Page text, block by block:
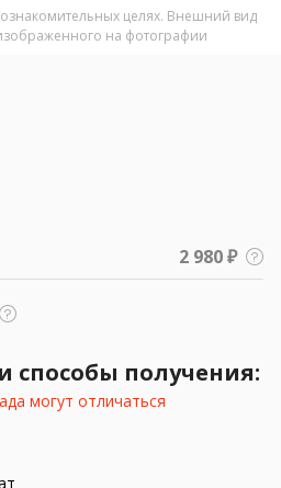
целях. Внешний вид
на фотографии
2 980 ₽
способы получения:
могут отличаться